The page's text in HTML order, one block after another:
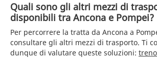
Quali sono gli altri mezzi di
disponibili tra Ancona e Pompei?
Per percorrere la tratta da Ancona a
consultare gli altri mezzi di trasporto. Ti
dunque di valutare queste soluzioni: